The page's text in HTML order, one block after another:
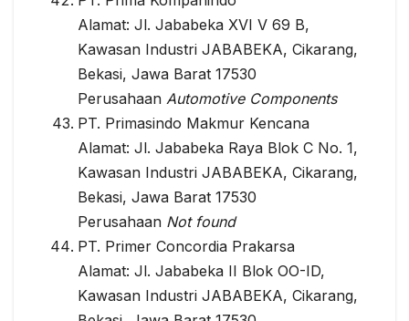
Alamat: Jl. Jababeka XVI V 69 B,
Kawasan Industri JABABEKA, Cikarang,
Bekasi, Jawa Barat 17530
Perusahaan Automotive Components
PT. Primasindo Makmur Kencana
Alamat: Jl. Jababeka Raya Blok C No. 1,
Kawasan Industri JABABEKA, Cikarang,
Bekasi, Jawa Barat 17530
Perusahaan Not found
PT. Primer Concordia Prakarsa
Alamat: Jl. Jababeka II Blok OO-ID,
Kawasan Industri JABABEKA, Cikarang,